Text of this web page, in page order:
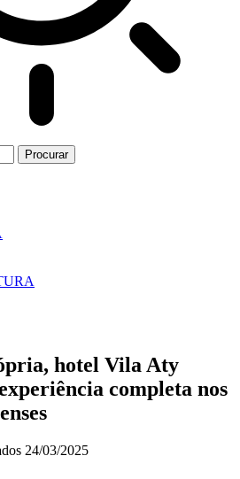
hotel Vila Aty
completa nos
24/03/2025